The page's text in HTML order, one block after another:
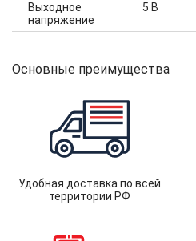
Выходное
напряжение
5 В
Основные преимущества
Удобная доставка по всей
территории РФ